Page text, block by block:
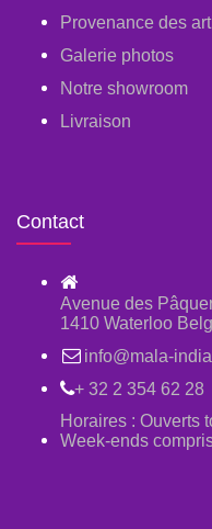
Provenance des
Galerie photos
Notre showroom
Livraison
Contact
Avenue des
1410 Waterloo
info@mala-
+ 32 2 354 62 28
Horaires : Ouverts
Week-ends